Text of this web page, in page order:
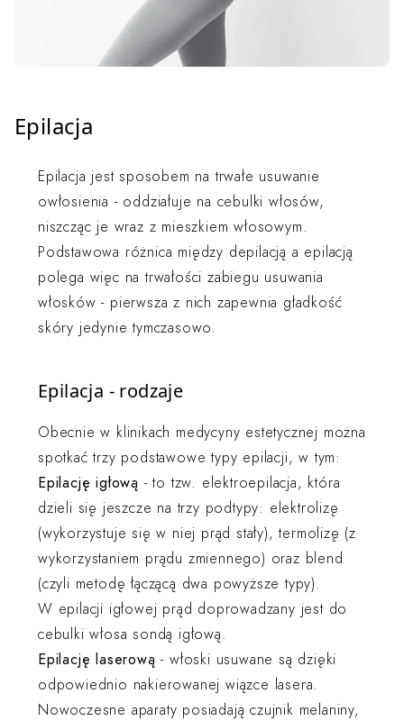
Epilacja
Epilacja jest sposobem na trwałe usuwanie
owłosienia - oddziałuje na cebulki włosów,
niszcząc je wraz z mieszkiem włosowym.
Podstawowa różnica między depilacją a epilacją
polega więc na trwałości zabiegu usuwania
włosków - pierwsza z nich zapewnia gładkość
skóry jedynie tymczasowo.
Epilacja - rodzaje
Obecnie w klinikach medycyny estetycznej można
spotkać trzy podstawowe typy epilacji, w tym:
Epilację igłową - to tzw. elektroepilacja, która
dzieli się jeszcze na trzy podtypy: elektrolizę
(wykorzystuje się w niej prąd stały), termolizę (z
wykorzystaniem prądu zmiennego) oraz blend
(czyli metodę łączącą dwa powyższe typy).
W epilacji igłowej prąd doprowadzany jest do
cebulki włosa sondą igłową.
Epilację laserową - włoski usuwane są dzięki
odpowiednio nakierowanej wiązce lasera.
Nowoczesne aparaty posiadają czujnik melaniny,